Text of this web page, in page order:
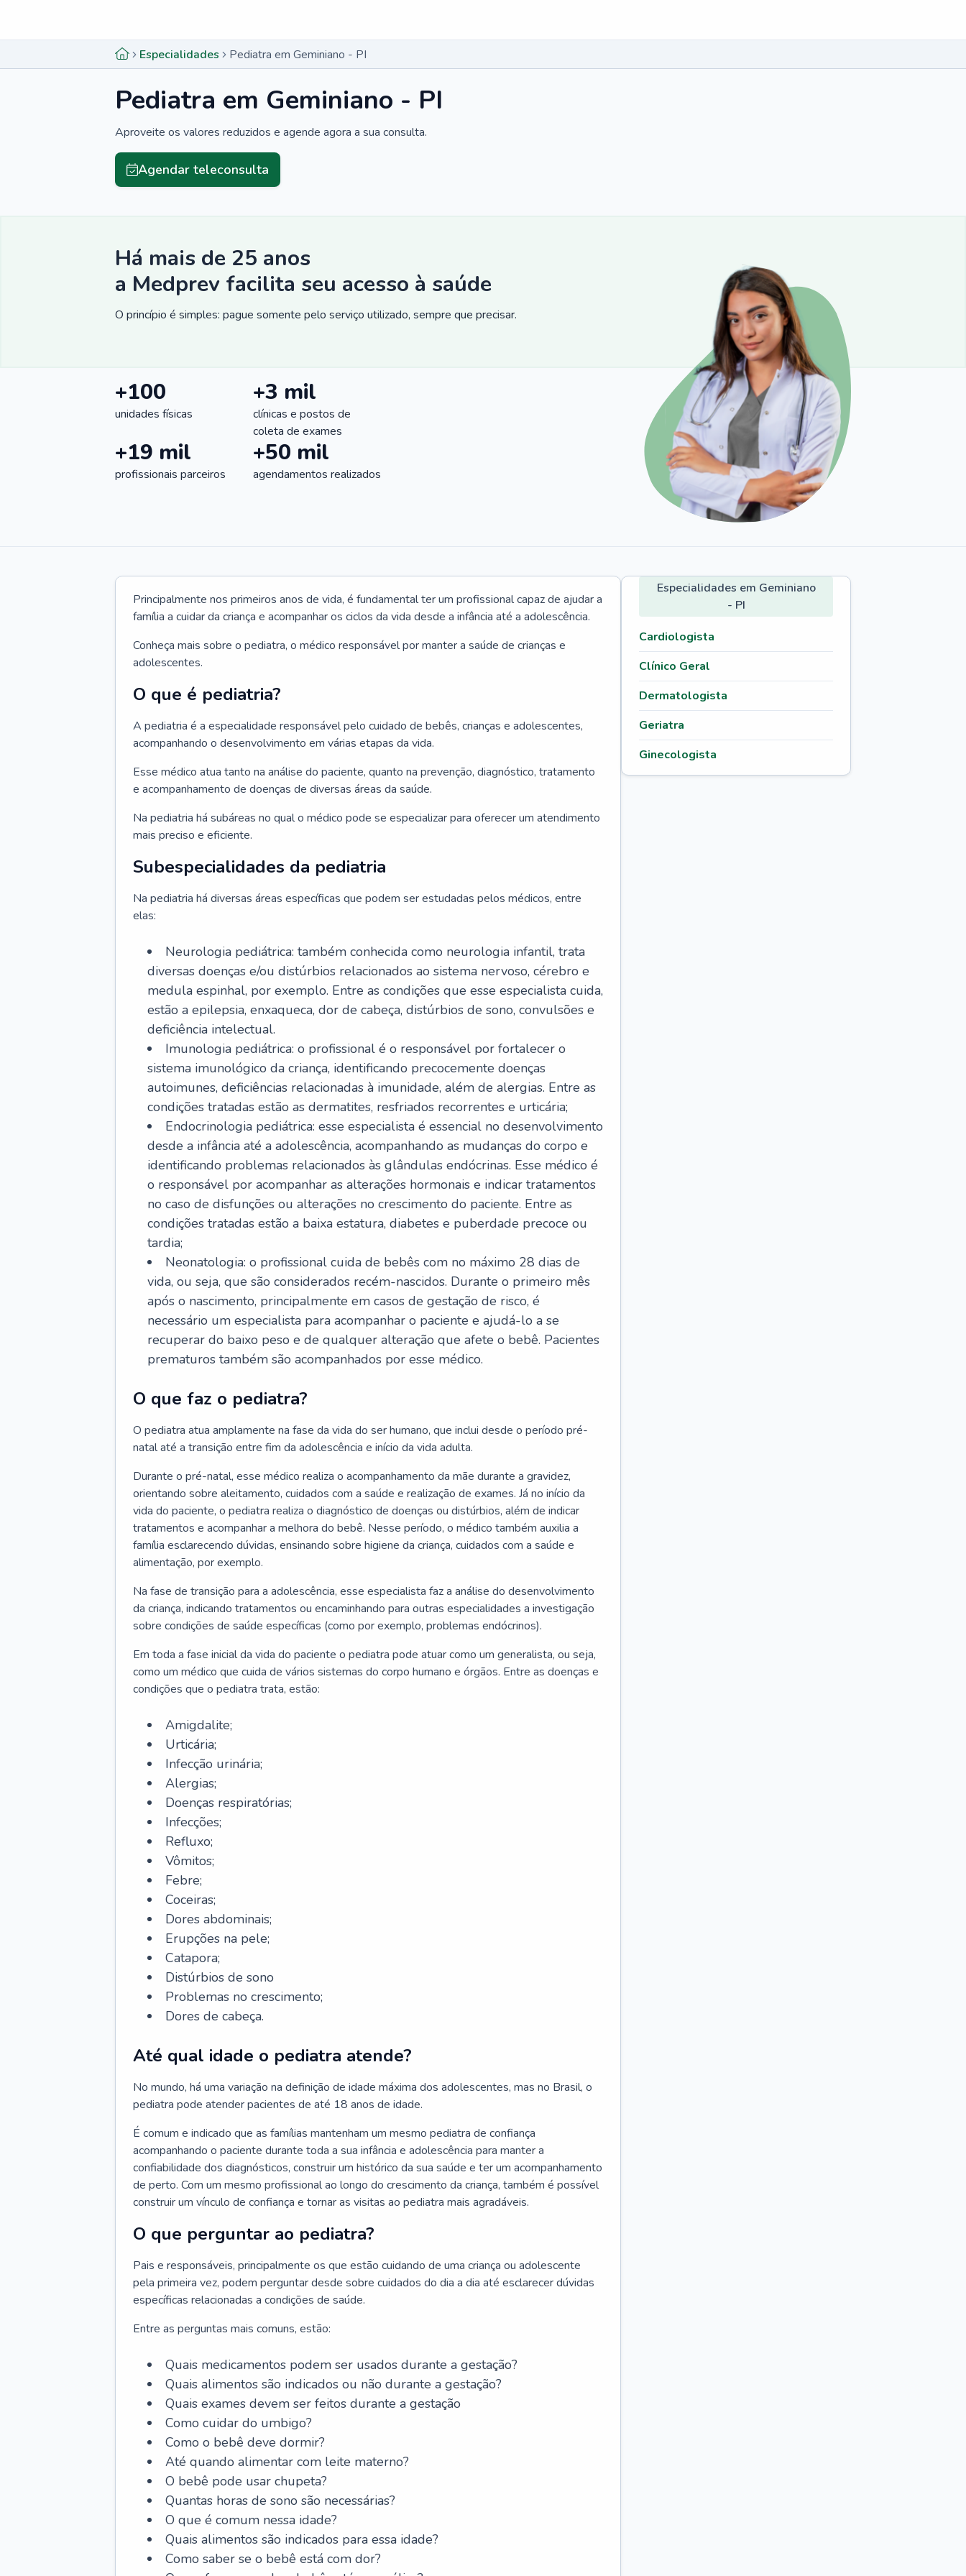
Especialidades Pediatra em Geminiano - PI
Pediatra em Geminiano - PI
Aproveite os valores reduzidos e agende agora a sua consulta.
Agendar teleconsulta
Há mais de 25 anos
a Medprev facilita seu acesso à saúde
O princípio é simples: pague somente pelo serviço utilizado, sempre que precisar.
+100
unidades físicas
+3 mil
clínicas e postos de
coleta de exames
+19 mil
profissionais parceiros
+50 mil
agendamentos realizados
Principalmente nos primeiros anos de vida, é fundamental ter um profissional capaz de ajudar a
família a cuidar da criança e acompanhar os ciclos da vida desde a infância até a adolescência.
Conheça mais sobre o pediatra, o médico responsável por manter a saúde de crianças e
adolescentes.
O que é pediatria?
A pediatria é a especialidade responsável pelo cuidado de bebês, crianças e adolescentes,
acompanhando o desenvolvimento em várias etapas da vida.
Esse médico atua tanto na análise do paciente, quanto na prevenção, diagnóstico, tratamento
e acompanhamento de doenças de diversas áreas da saúde.
Na pediatria há subáreas no qual o médico pode se especializar para oferecer um atendimento
mais preciso e eficiente.
Subespecialidades da pediatria
Na pediatria há diversas áreas específicas que podem ser estudadas pelos médicos, entre
elas:
Neurologia pediátrica: também conhecida como neurologia infantil, trata
diversas doenças e/ou distúrbios relacionados ao sistema nervoso, cérebro e
medula espinhal, por exemplo. Entre as condições que esse especialista cuida,
estão a epilepsia, enxaqueca, dor de cabeça, distúrbios de sono, convulsões e
deficiência intelectual.
Imunologia pediátrica: o profissional é o responsável por fortalecer o
sistema imunológico da criança, identificando precocemente doenças
autoimunes, deficiências relacionadas à imunidade, além de alergias. Entre as
condições tratadas estão as dermatites, resfriados recorrentes e urticária;
Endocrinologia pediátrica: esse especialista é essencial no desenvolvimento
desde a infância até a adolescência, acompanhando as mudanças do corpo e
identificando problemas relacionados às glândulas endócrinas. Esse médico é
o responsável por acompanhar as alterações hormonais e indicar tratamentos
no caso de disfunções ou alterações no crescimento do paciente. Entre as
condições tratadas estão a baixa estatura, diabetes e puberdade precoce ou
tardia;
Neonatologia: o profissional cuida de bebês com no máximo 28 dias de
vida, ou seja, que são considerados recém-nascidos. Durante o primeiro mês
após o nascimento, principalmente em casos de gestação de risco, é
necessário um especialista para acompanhar o paciente e ajudá-lo a se
recuperar do baixo peso e de qualquer alteração que afete o bebê. Pacientes
prematuros também são acompanhados por esse médico.
O que faz o pediatra?
O pediatra atua amplamente na fase da vida do ser humano, que inclui desde o período pré-
natal até a transição entre fim da adolescência e início da vida adulta.
Durante o pré-natal, esse médico realiza o acompanhamento da mãe durante a gravidez,
orientando sobre aleitamento, cuidados com a saúde e realização de exames. Já no início da
vida do paciente, o pediatra realiza o diagnóstico de doenças ou distúrbios, além de indicar
tratamentos e acompanhar a melhora do bebê. Nesse período, o médico também auxilia a
família esclarecendo dúvidas, ensinando sobre higiene da criança, cuidados com a saúde e
alimentação, por exemplo.
Na fase de transição para a adolescência, esse especialista faz a análise do desenvolvimento
da criança, indicando tratamentos ou encaminhando para outras especialidades a investigação
sobre condições de saúde específicas (como por exemplo, problemas endócrinos).
Em toda a fase inicial da vida do paciente o pediatra pode atuar como um generalista, ou seja,
como um médico que cuida de vários sistemas do corpo humano e órgãos. Entre as doenças e
condições que o pediatra trata, estão:
Amigdalite;
Urticária;
Infecção urinária;
Alergias;
Doenças respiratórias;
Infecções;
Refluxo;
Vômitos;
Febre;
Coceiras;
Dores abdominais;
Erupções na pele;
Catapora;
Distúrbios de sono
Problemas no crescimento;
Dores de cabeça.
Até qual idade o pediatra atende?
No mundo, há uma variação na definição de idade máxima dos adolescentes, mas no Brasil, o
pediatra pode atender pacientes de até 18 anos de idade.
É comum e indicado que as famílias mantenham um mesmo pediatra de confiança
acompanhando o paciente durante toda a sua infância e adolescência para manter a
confiabilidade dos diagnósticos, construir um histórico da sua saúde e ter um acompanhamento
de perto. Com um mesmo profissional ao longo do crescimento da criança, também é possível
construir um vínculo de confiança e tornar as visitas ao pediatra mais agradáveis.
O que perguntar ao pediatra?
Pais e responsáveis, principalmente os que estão cuidando de uma criança ou adolescente
pela primeira vez, podem perguntar desde sobre cuidados do dia a dia até esclarecer dúvidas
específicas relacionadas a condições de saúde.
Entre as perguntas mais comuns, estão:
Quais medicamentos podem ser usados durante a gestação?
Quais alimentos são indicados ou não durante a gestação?
Quais exames devem ser feitos durante a gestação
Como cuidar do umbigo?
Como o bebê deve dormir?
Até quando alimentar com leite materno?
O bebê pode usar chupeta?
Quantas horas de sono são necessárias?
O que é comum nessa idade?
Quais alimentos são indicados para essa idade?
Como saber se o bebê está com dor?
Especialidades em Geminiano
- PI
Cardiologista
Clínico Geral
Dermatologista
Geriatra
Ginecologista